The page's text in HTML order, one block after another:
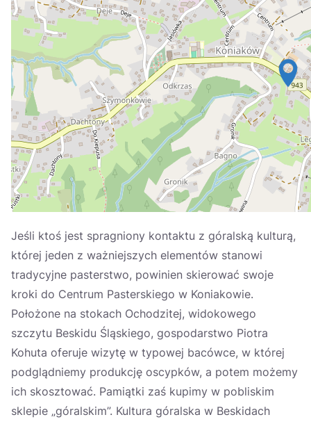
Україна
Zamknij
Jeśli ktoś jest spragniony kontaktu z góralską kulturą,
której jeden z ważniejszych elementów stanowi
tradycyjne pasterstwo, powinien skierować swoje
kroki do Centrum Pasterskiego w Koniakowie.
Położone na stokach Ochodzitej, widokowego
szczytu Beskidu Śląskiego, gospodarstwo Piotra
Kohuta oferuje wizytę w typowej bacówce, w której
podglądniemy produkcję oscypków, a potem możemy
ich skosztować. Pamiątki zaś kupimy w pobliskim
sklepie „góralskim”. Kultura góralska w Beskidach